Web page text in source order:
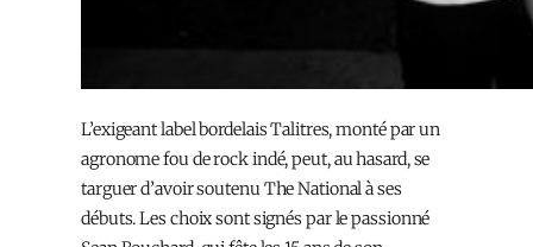
L’exigeant label bordelais Talitres, monté par un
agronome fou de rock indé, peut, au hasard, se
targuer d’avoir soutenu The National à ses
débuts. Les choix sont signés par le passionné